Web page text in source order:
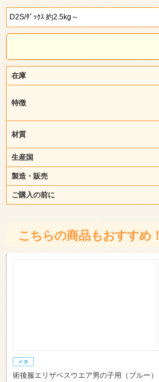
在庫
特徴
材質
生産国
製造・販売
ご購入の前に
こちらの商品もおすすめ！
術後服エリザベスウエア男の子用（ブルー）